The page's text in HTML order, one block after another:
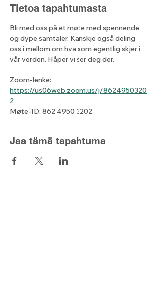
Tietoa tapahtumasta
Bli med oss på et møte med spennende
og dype samtaler. Kanskje også deling
oss i mellom om hva som egentlig skjer i
vår verden. Håper vi ser deg der.
Zoom-lenke:
https://us06web.zoom.us/j/8624950320
2
Møte-ID: 862 4950 3202
Jaa tämä tapahtuma